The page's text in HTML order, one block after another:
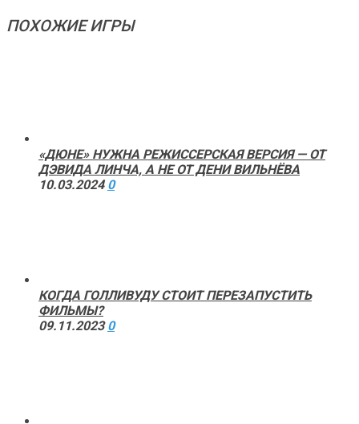
ПОХОЖИЕ ИГРЫ
«ДЮНЕ» НУЖНА РЕЖИССЕРСКАЯ ВЕРСИЯ — ОТ
ДЭВИДА ЛИНЧА, А НЕ ОТ ДЕНИ ВИЛЬНЁВА
10.03.2024 0
КОГДА ГОЛЛИВУДУ СТОИТ ПЕРЕЗАПУСТИТЬ
ФИЛЬМЫ?
09.11.2023 0